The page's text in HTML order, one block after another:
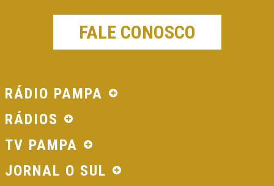
FALE CONOSCO
RÁDIO PAMPA
RÁDIOS
TV PAMPA
JORNAL O SUL